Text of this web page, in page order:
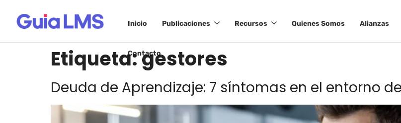
Inicio Publicaciones Recursos Quienes Somos Alianzas
Contacto
Etiqueta:gestores
Deuda de Aprendizaje: 7 síntomas en el entorno